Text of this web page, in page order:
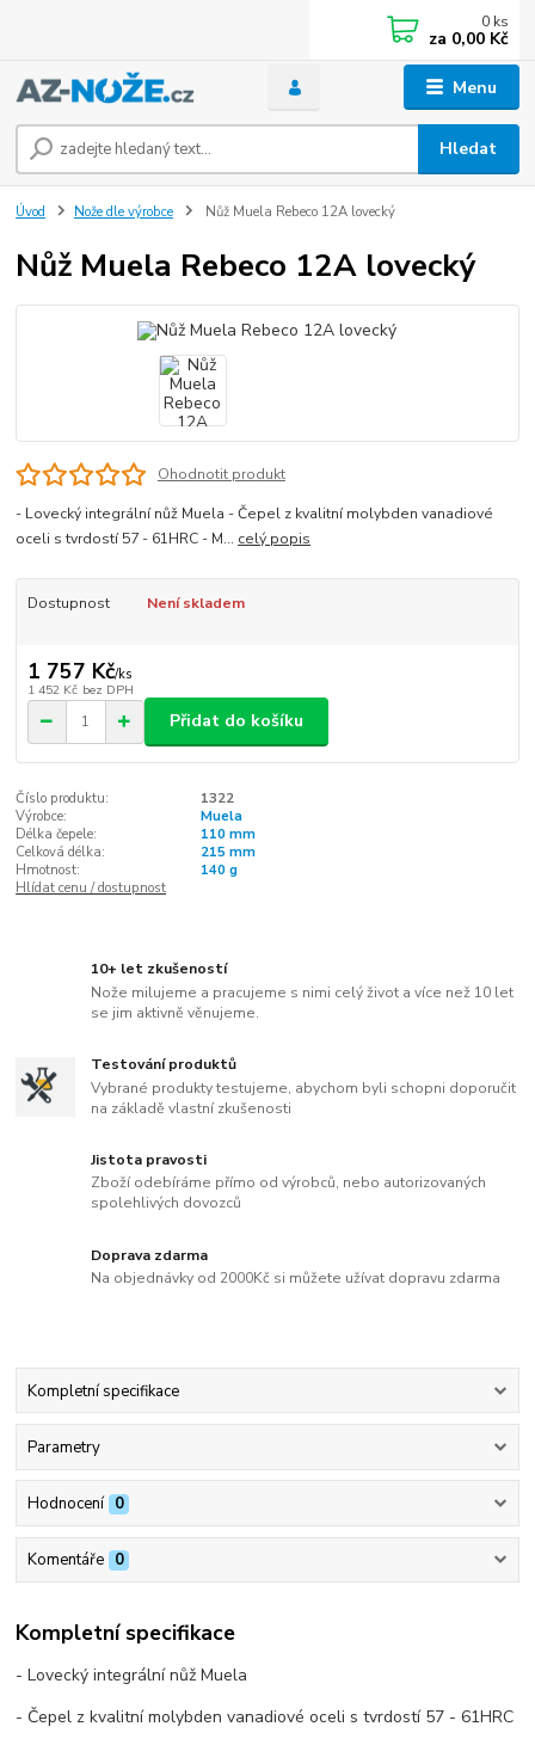
Menu
Hledat
0 ks
za 0,00 Kč
Úvod Nože dle výrobce Nůž Muela Rebeco 12A lovecký
Nůž Muela Rebeco 12A lovecký
Ohodnotit produkt
- Lovecký integrální nůž Muela - Čepel z kvalitní molybden vanadiové
oceli s tvrdostí 57 - 61HRC - M... celý popis
Dostupnost Není skladem
1 757 Kč/ks
1 452 Kč bez DPH
Přidat do košíku
Číslo produktu:
1322
Výrobce:
Muela
Délka čepele:
110 mm
Celková délka:
215 mm
Hmotnost:
140 g
Hlídat cenu / dostupnost
10+ let zkušeností
Nože milujeme a pracujeme s nimi celý život a více než 10 let
se jim aktivně věnujeme.
Testování produktů
Vybrané produkty testujeme, abychom byli schopni doporučit
na základě vlastní zkušenosti
Jistota pravosti
Zboží odebíráme přímo od výrobců, nebo autorizovaných
spolehlivých dovozců
Doprava zdarma
Na objednávky od 2000Kč si můžete užívat dopravu zdarma
Kompletní specifikace
Parametry
Hodnocení 0
Komentáře 0
Kompletní specifikace
- Lovecký integrální nůž Muela
- Čepel z kvalitní molybden vanadiové oceli s tvrdostí 57 - 61HRC